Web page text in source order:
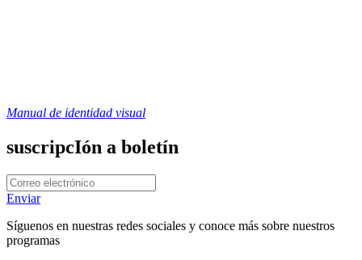
Manual de identidad visual
suscripcIón a boletín
Enviar
Síguenos en nuestras redes sociales y conoce más sobre nuestros
programas